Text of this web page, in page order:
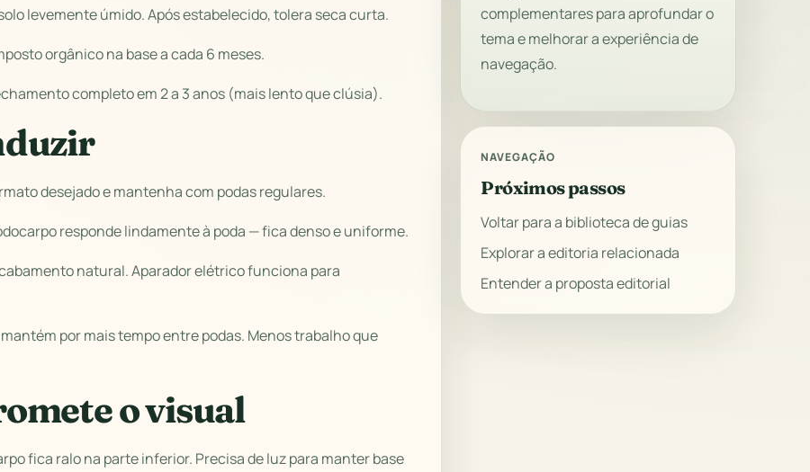
levemente úmido. Após estabelecido, tolera seca curta.
orgânico na base a cada 6 meses.
completo em 2 a 3 anos (mais lento que clúsia).
desejado e mantenha com podas regulares.
responde lindamente à poda — fica denso e uniforme.
natural. Aparador elétrico funciona para
por mais tempo entre podas. Menos trabalho que
o visual
fica ralo na parte inferior. Precisa de luz para manter base
complementares para aprofundar o
tema e melhorar a experiência de
navegação.
NAVEGAÇÃO
Próximos passos
Voltar para a biblioteca de guias
Explorar a editoria relacionada
Entender a proposta editorial